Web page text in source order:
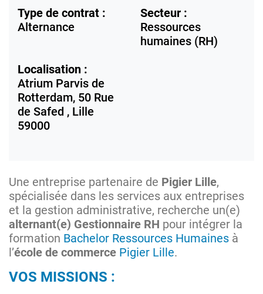
Type de contrat :
Alternance
Secteur :
Ressources
humaines (RH)
Localisation :
Atrium Parvis de
Rotterdam, 50 Rue
de Safed , Lille
59000
Une entreprise partenaire de Pigier Lille,
spécialisée dans les services aux entreprises
et la gestion administrative, recherche un(e)
alternant(e) Gestionnaire RH pour intégrer la
formation Bachelor Ressources Humaines à
l’école de commerce Pigier Lille.
VOS MISSIONS :